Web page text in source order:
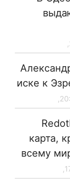
иске к
карта,
всему